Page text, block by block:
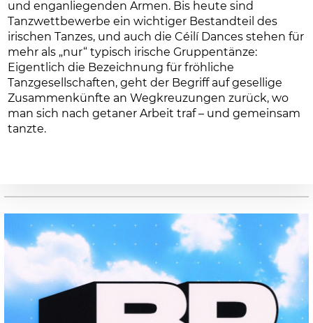
und enganliegenden Armen. Bis heute sind
Tanzwettbewerbe ein wichtiger Bestandteil des
irischen Tanzes, und auch die Céilí Dances stehen für
mehr als „nur“ typisch irische Gruppentänze:
Eigentlich die Bezeichnung für fröhliche
Tanzgesellschaften, geht der Begriff auf gesellige
Zusammenkünfte an Wegkreuzungen zurück, wo
man sich nach getaner Arbeit traf – und gemeinsam
tanzte.